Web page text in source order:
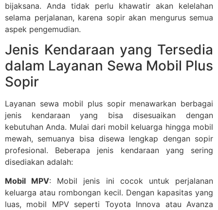
bijaksana. Anda tidak perlu khawatir akan kelelahan
selama perjalanan, karena sopir akan mengurus semua
aspek pengemudian.
Jenis Kendaraan yang Tersedia
dalam Layanan Sewa Mobil Plus
Sopir
Layanan sewa mobil plus sopir menawarkan berbagai
jenis kendaraan yang bisa disesuaikan dengan
kebutuhan Anda. Mulai dari mobil keluarga hingga mobil
mewah, semuanya bisa disewa lengkap dengan sopir
profesional. Beberapa jenis kendaraan yang sering
disediakan adalah:
Mobil MPV: Mobil jenis ini cocok untuk perjalanan
keluarga atau rombongan kecil. Dengan kapasitas yang
luas, mobil MPV seperti Toyota Innova atau Avanza